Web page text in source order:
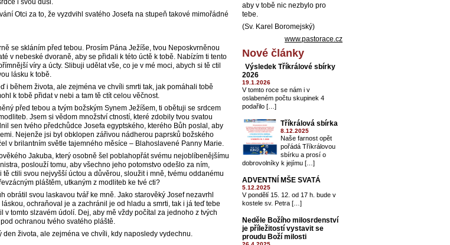
i svou duši.
Otci za to, že vyzdvihl svatého Josefa na stupeň takové mimořádné
se skláním před tebou. Prosím Pána Ježíše, tvou Neposkvrněnou
v nebeské dvoraně, aby se přidali k této úctě k tobě. Nabízím ti tento
víry a úcty. Slibuji udělat vše, co je v mé moci, abych si tě ctil
lásku k tobě.
i během života, ale zejména ve chvíli smrti tak, jak pomáhali tobě
k tobě přidat v nebi a tam tě ctít celou věčnost.
před tebou a tvým božským Synem Ježíšem, ti obětuji se srdcem
Jsem si vědom množství ctností, které zdobily tvou svatou
sen tvého předchůdce Josefa egyptského, kterého Bůh poslal, aby
Nejenže jsi byl obklopen zářivou nádherou paprsků božského
v brilantním světle tajemného měsíce – Blahoslavené Panny Marie.
Jakuba, který osobně šel poblahopřát svému nejoblíbenějšímu
poslouží tomu, aby všechno jeho potomstvo odešlo za ním,
ctili svou nejvyšší úctou a důvěrou, sloužit i mně, tvému ​​oddanému
pláštěm, utkaným z modliteb ke tvé cti?
obrátil svou laskavou tvář ke mně. Jako starověký Josef nezavrhl
ochraňoval je a zachránil je od hladu a smrti, tak i já teď tebe
v tomto slzavém údolí. Dej, aby mě vždy počítal za jednoho z tvých
ochranou tvého svatého pláště.
den života, ale zejména ve chvíli, kdy naposledy vydechnu.
aby v tobě nic nezbylo pro
tebe.
(Sv. Karel Boromejský)
www.pastorace.cz
Nové články
Výsledek Tříkrálové sbírky
2026
19.1.2026
V tomto roce se nám i v
oslabeném počtu skupinek 4
podařilo […]
Tříkrálová sbírka
8.12.2025
Naše farnost opět
pořádá Tříkrálovou
sbírku a prosí o
dobrovolníky k jejímu […]
ADVENTNÍ MŠE SVATÁ
5.12.2025
V pondělí 15. 12. od 17 h. bude v
kostele sv. Petra […]
Neděle Božího milosrdenství
je příležitostí vystavit se
proudu Boží milosti